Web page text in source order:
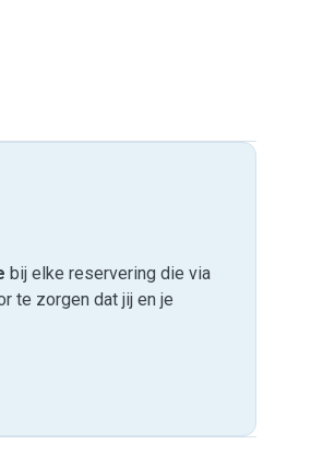
bij elke reservering die via
te zorgen dat jij en je